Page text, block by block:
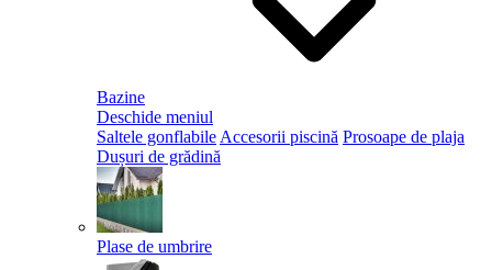
Bazine
Deschide meniul
Saltele gonflabile Accesorii piscină Prosoape de plaja
Dușuri de grădină
Plase de umbrire